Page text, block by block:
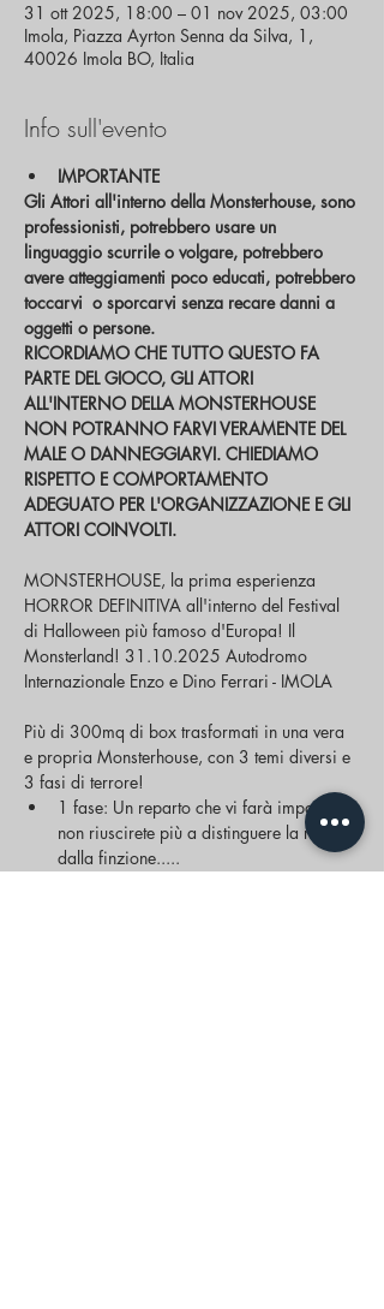
31 ott 2025, 18:00 – 01 nov 2025, 03:00
Imola, Piazza Ayrton Senna da Silva, 1,
40026 Imola BO, Italia
Info sull'evento
IMPORTANTE
Gli Attori all'interno della Monsterhouse, sono
professionisti, potrebbero usare un
linguaggio scurrile o volgare, potrebbero
avere atteggiamenti poco educati, potrebbero
toccarvi  o sporcarvi senza recare danni a
oggetti o persone.
RICORDIAMO CHE TUTTO QUESTO FA
PARTE DEL GIOCO, GLI ATTORI
ALL'INTERNO DELLA MONSTERHOUSE
NON POTRANNO FARVI VERAMENTE DEL
MALE O DANNEGGIARVI. CHIEDIAMO
RISPETTO E COMPORTAMENTO
ADEGUATO PER L'ORGANIZZAZIONE E GLI
ATTORI COINVOLTI.
MONSTERHOUSE, la prima esperienza
HORROR DEFINITIVA all'interno del Festival
di Halloween più famoso d'Europa! Il
Monsterland! 31.10.2025 Autodromo
Internazionale Enzo e Dino Ferrari - IMOLA
Più di 300mq di box trasformati in una vera
e propria Monsterhouse, con 3 temi diversi e
3 fasi di terrore!
1 fase: Un reparto che vi farà impazzire,
non riuscirete più a distinguere la realtà
dalla finzione.....